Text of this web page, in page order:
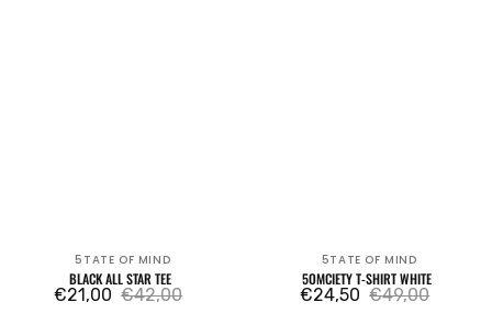
Venditore:
5TATE OF MIND
BLACK ALL STAR TEE
Prezzo
€21,00
Prezzo
€42,00
Venditore:
5TATE OF MIND
5OMCIETY T-SHIRT WHITE
Prezzo
€24,50
Prezzo
€49,00